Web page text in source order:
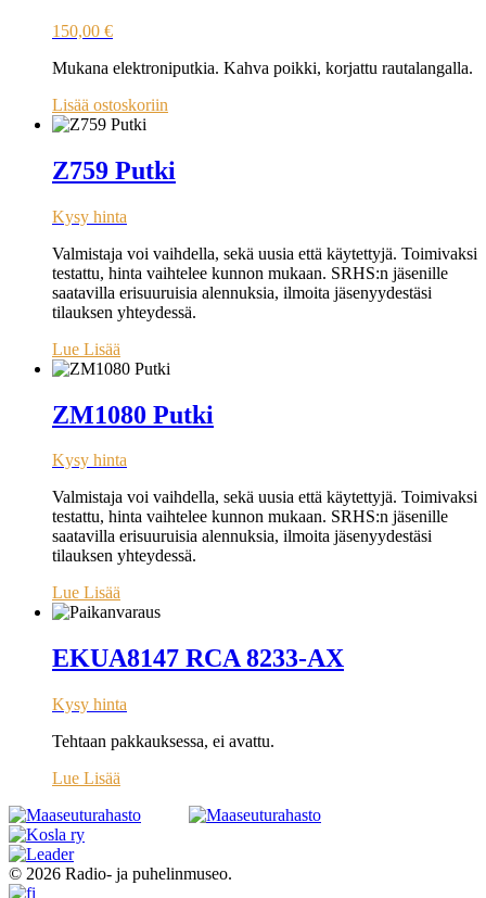
150,00 €
Mukana elektroniputkia. Kahva poikki, korjattu rautalangalla.
Lisää ostoskoriin
Z759 Putki
Kysy hinta
Valmistaja voi vaihdella, sekä uusia että käytettyjä. Toimivaksi
testattu, hinta vaihtelee kunnon mukaan. SRHS:n jäsenille
saatavilla erisuuruisia alennuksia, ilmoita jäsenyydestäsi
tilauksen yhteydessä.
Lue Lisää
ZM1080 Putki
Kysy hinta
Valmistaja voi vaihdella, sekä uusia että käytettyjä. Toimivaksi
testattu, hinta vaihtelee kunnon mukaan. SRHS:n jäsenille
saatavilla erisuuruisia alennuksia, ilmoita jäsenyydestäsi
tilauksen yhteydessä.
Lue Lisää
EKUA8147 RCA 8233-AX
Kysy hinta
Tehtaan pakkauksessa, ei avattu.
Lue Lisää
© 2026 Radio- ja puhelinmuseo.